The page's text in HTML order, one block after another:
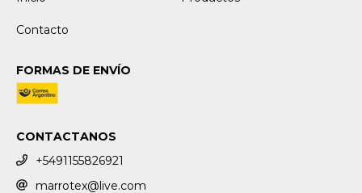
Contacto
FORMAS DE ENVÍO
CONTACTANOS
+5491155826921
marrotex@live.com